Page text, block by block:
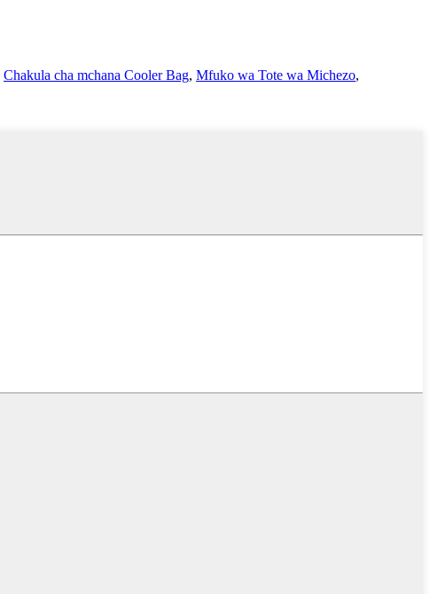
Chakula cha mchana Cooler Bag, Mfuko wa Tote wa Michezo,